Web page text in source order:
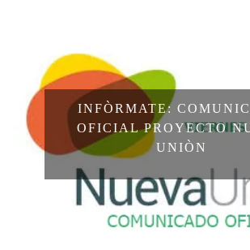
INFÒRMATE:
OFICIAL PROYECTO
UNIÒN